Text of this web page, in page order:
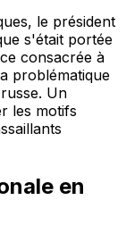
le président
s'était portée
consacrée à
problématique
Un
les motifs
en